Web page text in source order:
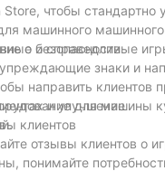
чтобы стандартно
машинного
и справедливые
о безопасности
знаки и
направить клиентов
для машины
и улучшение
клиентов
отзывы клиентов о
понимайте